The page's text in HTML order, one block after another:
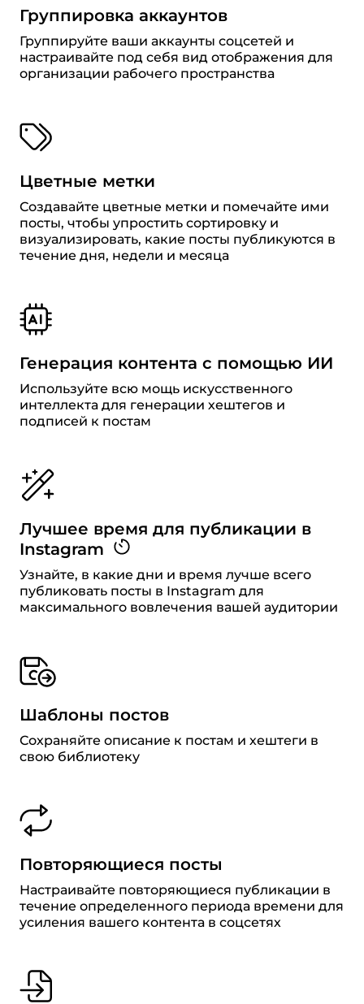
Группировка аккаунтов
Группируйте ваши аккаунты соцсетей и
настраивайте под себя вид отображения для
организации рабочего пространства
Цветные метки
Создавайте цветные метки и помечайте ими
посты, чтобы упростить сортировку и
визуализировать, какие посты публикуются в
течение дня, недели и месяца
Генерация контента c помощью ИИ
Используйте всю мощь искусственного
интеллекта для генерации хештегов и
подписей к постам
Лучшее время для публикации в
Instagram
Узнайте, в какие дни и время лучше всего
публиковать посты в Instagram для
максимального вовлечения вашей аудитории
Шаблоны постов
Сохраняйте описание к постам и хештеги в
свою библиотеку
Повторяющиеся посты
Настраивайте повторяющиеся публикации в
течение определенного периода времени для
усиления вашего контента в соцсетях